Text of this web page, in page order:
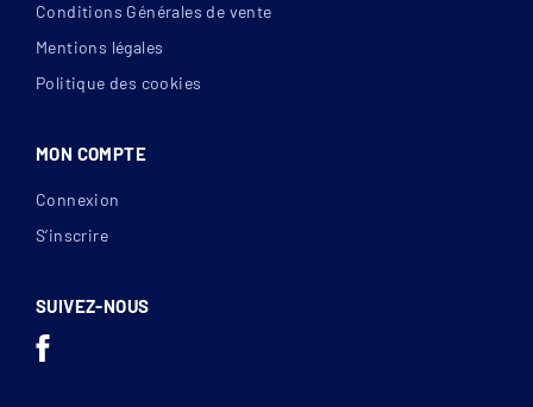
Conditions Générales de vente
Mentions légales
Politique des cookies
MON COMPTE
Connexion
S’inscrire
SUIVEZ-NOUS